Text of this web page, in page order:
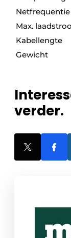
Netfrequentie
Max.
Kabellengte
Gewicht
verder.